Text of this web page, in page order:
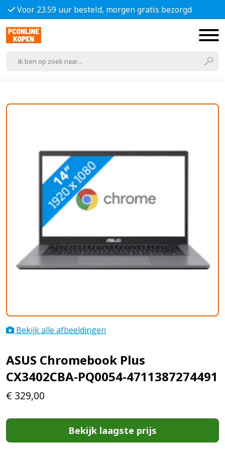
Voor 23.59 uur besteld, morgen gratis bezorgd
Bekijk alle afbeeldingen
ASUS Chromebook Plus
CX3402CBA-PQ0054-4711387274491
€ 329,00
Bekijk laagste prijs